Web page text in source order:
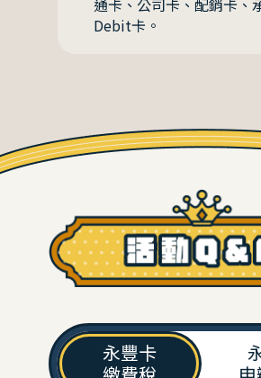
通卡、公司卡、配銷卡、
Debit卡。
永豐卡